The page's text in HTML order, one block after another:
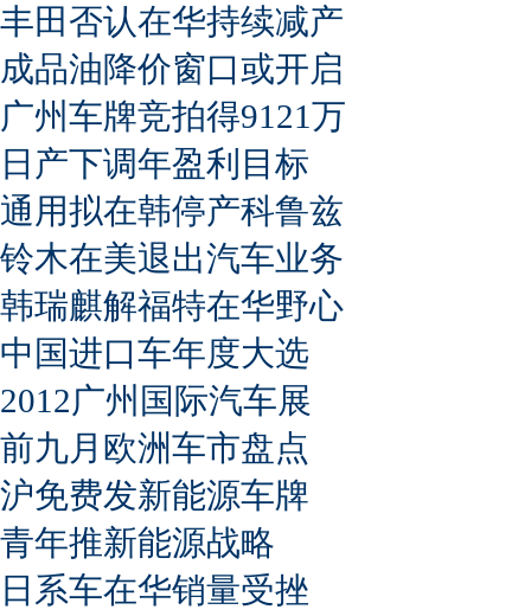
丰田否认在华持续减产
成品油降价窗口或开启
广州车牌竞拍得9121万
日产下调年盈利目标
通用拟在韩停产科鲁兹
铃木在美退出汽车业务
韩瑞麒解福特在华野心
中国进口车年度大选
2012广州国际汽车展
前九月欧洲车市盘点
沪免费发新能源车牌
青年推新能源战略
日系车在华销量受挫